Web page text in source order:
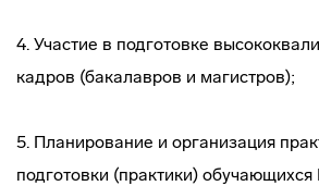
4. Участие в подготовке
кадров (бакалавров и магистров);
5. Планирование и организация
подготовки (практики)